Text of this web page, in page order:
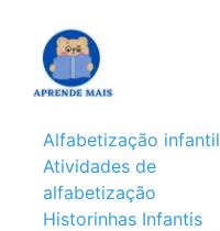
Alfabetização infantil
Atividades de
alfabetização
Historinhas Infantis